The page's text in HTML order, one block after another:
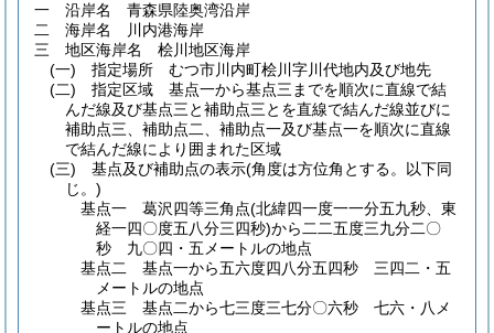
一 沿岸名 青森県陸奥湾沿岸
二 海岸名 川内港海岸
三 地区海岸名 桧川地区海岸
(一) 指定場所 むつ市川内町桧川字川代地内及び地先
(二) 指定区域 基点一から基点三までを順次に直線で結
んだ線及び基点三と補助点三とを直線で結んだ線並びに
補助点三、補助点二、補助点一及び基点一を順次に直線
で結んだ線により囲まれた区域
(三) 基点及び補助点の表示(角度は方位角とする。以下同
じ。)
基点一 葛沢四等三角点(北緯四一度一一分五九秒、東
経一四〇度五八分三四秒)から二二五度三九分二〇
秒 九〇四・五メートルの地点
基点二 基点一から五六度四八分五四秒 三四二・五
メートルの地点
基点三 基点二から七三度三七分〇六秒 七六・八メ
ートルの地点